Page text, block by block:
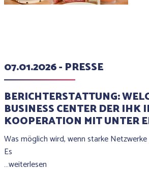
07.01.2026 - PRESSE
BERICHTERSTATTUNG:
BUSINESS CENTER DER IHK
KOOPERATION MIT UNTER
Was möglich wird, wenn starke
Es
…weiterlesen